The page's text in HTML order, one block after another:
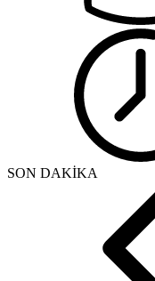
SON DAKİKA